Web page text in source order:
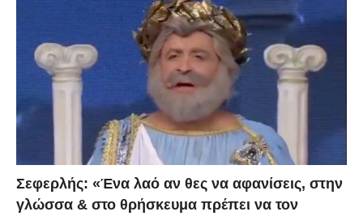
Σεφερλής: «Ένα λαό αν θες να αφανίσεις, στην
γλώσσα & στο θρήσκευμα πρέπει να τον